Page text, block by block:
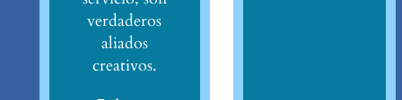
verdaderos
aliados
creativos.